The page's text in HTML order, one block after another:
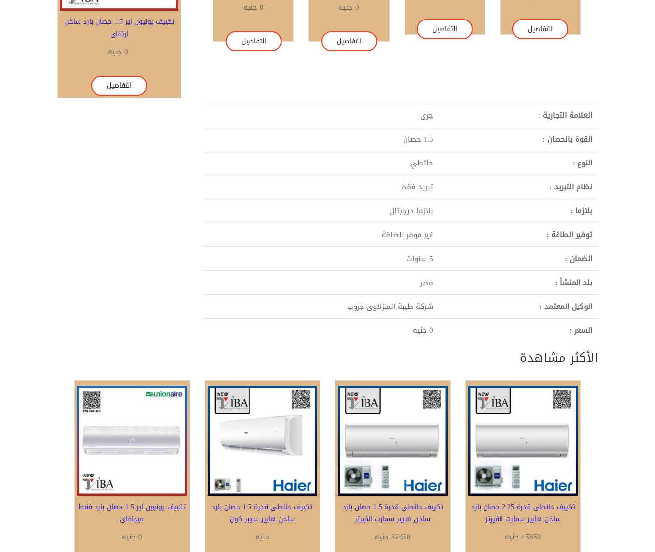
التفاصيل التفاصيل
0 جنيه
التفاصيل
0 جنيه
التفاصيل
تكييف تورنيدو 3 حصان بارد ساخن حائطى
بدون بلازما ديجيتال
41750 جنيه
التفاصيل
العلامة التجارية :
جرى
القوة بالحصان :
1.5 حصان
النوع :
حائطي
نظام التبريد :
تبريد فقط
بلازما :
بلازما ديجيتال
توفير الطاقة :
غير موفر للطاقة
الضمان :
5 سنوات
بلد المنشأ :
مصر
الوكيل المعتمد :
شركة طيبة المنزلاوى جروب
السعر :
0 جنيه
الأكثر مشاهدة
تكييف حائطى قدرة 2.25 حصان بارد
ساخن هايير سمارت انفيرتر
45850 جنيه
تكييف حائطى قدرة 1.5 حصان بارد
ساخن هايير سمارت انفيرتر
32450 جنيه
تكييف حائطى قدرة 1.5 حصان بارد
ساخن هايير سوبر كول
جنيه
تكييف يونيون اير 1.5 حصان بارد فقط
ميجافاى
0 جنيه